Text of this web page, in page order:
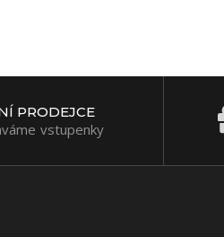
PRODEJCE
vstupenky